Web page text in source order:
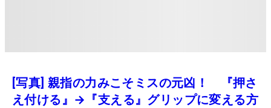
[写真] 親指の力みこそミスの元凶！ 『押さ
え付ける』→『支える』グリップに変える方